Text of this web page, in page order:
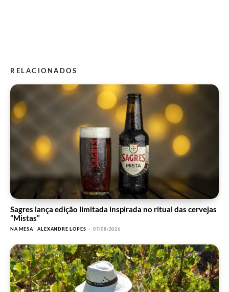
RELACIONADOS
Sagres lança edição limitada inspirada no ritual das cervejas
“Mistas”
NA MESA ALEXANDRE LOPES - 07/08/2026